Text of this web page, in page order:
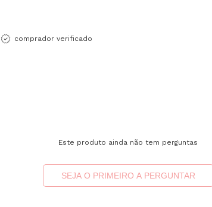
comprador verificado
Este produto ainda não tem perguntas
SEJA O PRIMEIRO A PERGUNTAR